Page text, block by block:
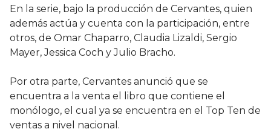
En la serie, bajo la producción de Cervantes, quien
además actúa y cuenta con la participación, entre
otros, de Omar Chaparro, Claudia Lizaldi, Sergio
Mayer, Jessica Coch y Julio Bracho.
Por otra parte, Cervantes anunció que se
encuentra a la venta el libro que contiene el
monólogo, el cual ya se encuentra en el Top Ten de
ventas a nivel nacional.